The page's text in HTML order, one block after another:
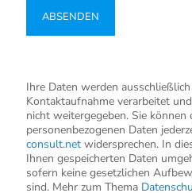
Ihre Daten werden
Kontaktaufnahme verarbeitet
nicht weitergegeben. Sie können
personenbezogenen Daten
consult.net widersprechen. In
Ihnen gespeicherten Daten
sofern keine gesetzlichen
sind. Mehr zum Thema